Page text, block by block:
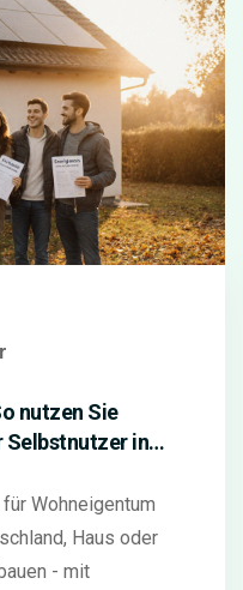
nutzen Sie
in
Wohneigentum
Haus oder
- mit